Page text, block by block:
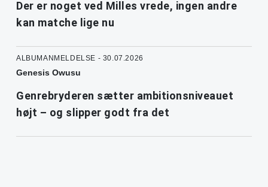
Der er noget ved Milles vrede, ingen andre
kan matche lige nu
ALBUMANMELDELSE - 30.07.2026
Genesis Owusu
Genrebryderen sætter ambitionsniveauet
højt – og slipper godt fra det